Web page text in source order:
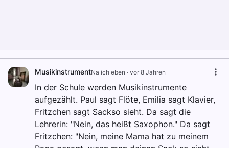
MusikinstrumentNa ich eben · vor 8 Jahren
In der Schule werden Musikinstrumente
aufgezählt. Paul sagt Flöte, Emilia sagt Klavier,
Fritzchen sagt Sackso sieht. Da sagt die
Lehrerin: "Nein, das heißt Saxophon." Da sagt
Fritzchen: "Nein, meine Mama hat zu meinem